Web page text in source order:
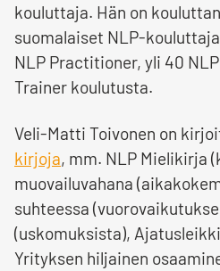
kouluttaja. Hän on
suomalaiset NLP-
NLP Practitioner, yli 40
Trainer koulutusta.
Veli-Matti Toivonen on
kirjoja, mm. NLP Mielikirja
muovailuvahana
suhteessa
(uskomuksista),
Yrityksen hiljainen